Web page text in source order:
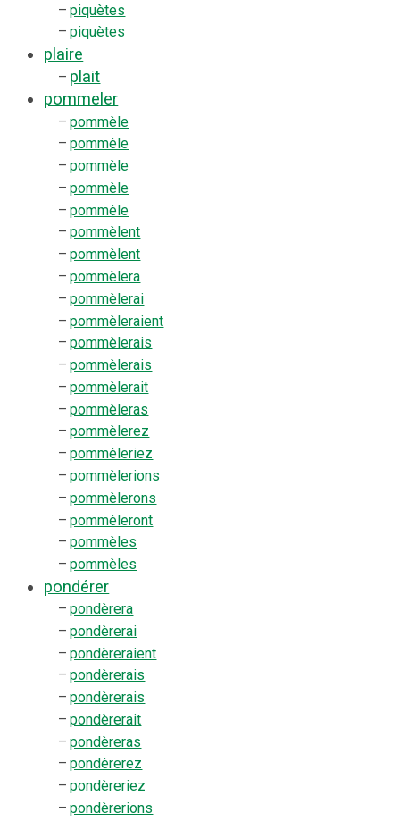
– piquètes
– piquètes
plaire
– plait
pommeler
– pommèle
– pommèle
– pommèle
– pommèle
– pommèle
– pommèlent
– pommèlent
– pommèlera
– pommèlerai
– pommèleraient
– pommèlerais
– pommèlerais
– pommèlerait
– pommèleras
– pommèlerez
– pommèleriez
– pommèlerions
– pommèlerons
– pommèleront
– pommèles
– pommèles
pondérer
– pondèrera
– pondèrerai
– pondèreraient
– pondèrerais
– pondèrerais
– pondèrerait
– pondèreras
– pondèrerez
– pondèreriez
– pondèrerions